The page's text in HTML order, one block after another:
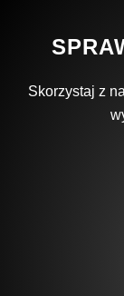
Skorzystaj z